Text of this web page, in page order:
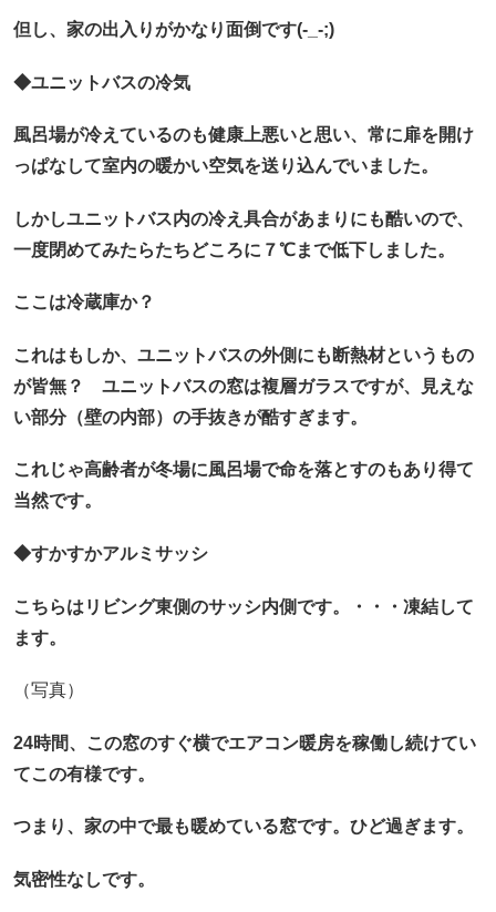
但し、家の出入りがかなり面倒です(-_-;)
◆ユニットバスの冷気
風呂場が冷えているのも健康上悪いと思い、常に扉を開け
っぱなして室内の暖かい空気を送り込んでいました。
しかしユニットバス内の冷え具合があまりにも酷いので、
一度閉めてみたらたちどころに７℃まで低下しました。
ここは冷蔵庫か？
これはもしか、ユニットバスの外側にも断熱材というもの
が皆無？ ユニットバスの窓は複層ガラスですが、見えな
い部分（壁の内部）の手抜きが酷すぎます。
これじゃ高齢者が冬場に風呂場で命を落とすのもあり得て
当然です。
◆すかすかアルミサッシ
こちらはリビング東側のサッシ内側です。・・・凍結して
ます。
（写真）
24時間、この窓のすぐ横でエアコン暖房を稼働し続けてい
てこの有様です。
つまり、家の中で最も暖めている窓です。ひど過ぎます。
気密性なしです。